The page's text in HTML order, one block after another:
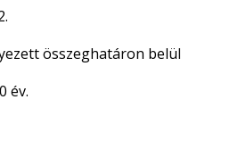
összeghatáron belül
év.